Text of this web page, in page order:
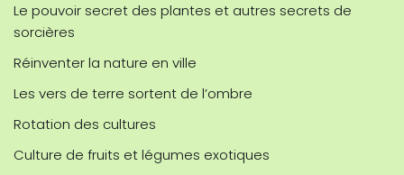
Le pouvoir secret des plantes et autres secrets de
sorcières
Réinventer la nature en ville
Les vers de terre sortent de l’ombre
Rotation des cultures
Culture de fruits et légumes exotiques